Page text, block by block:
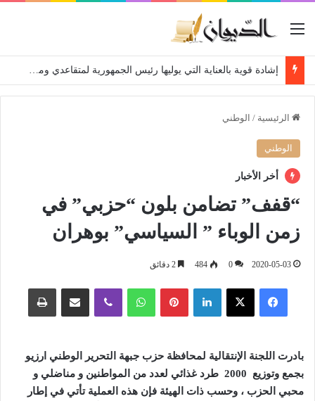
القائمة
إشادة قوية بالعناية التي يوليها رئيس الجمهورية لمتقاعدي ومعطوبي وكبار جرحى الجيش الوطني الشعبي
الرئيسية / الوطني
الوطني
أخر الأخبار
“قفف” تضامن بلون “حزبي” في
زمن الوباء ” السياسي” بوهران
2020-05-03
0
484
فيسبوك ‫X لينكدإن بينتيريست واتساب ڤايبر مشاركة عبر البريد
بادرت اللجنة الإنتقالية لمحافظة حزب جبهة التحرير الوطني ارزيو
بجمع وتوزيع 2000 طرد غذائي لعدد من المواطنين و مناضلي و
محبي الحزب ، وحسب ذات الهيئة فإن هذه العملية تأتي في إطار